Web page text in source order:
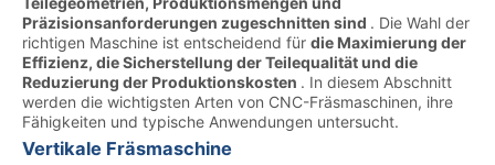
Präzisionsanforderungen zugeschnitten sind . Die Wahl der
richtigen Maschine ist entscheidend für die Maximierung der
Effizienz, die Sicherstellung der Teilequalität und die
Reduzierung der Produktionskosten . In diesem Abschnitt
werden die wichtigsten Arten von CNC-Fräsmaschinen, ihre
Fähigkeiten und typische Anwendungen untersucht.
Vertikale Fräsmaschine